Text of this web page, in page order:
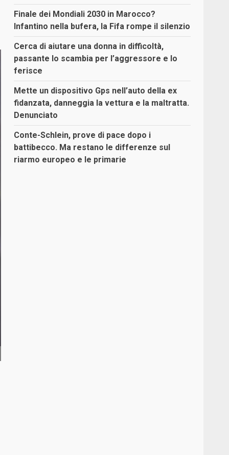
Finale dei Mondiali 2030 in Marocco?
Infantino nella bufera, la Fifa rompe il silenzio
Cerca di aiutare una donna in difficoltà,
passante lo scambia per l’aggressore e lo
ferisce
Mette un dispositivo Gps nell’auto della ex
fidanzata, danneggia la vettura e la maltratta.
Denunciato
Conte-Schlein, prove di pace dopo i
battibecco. Ma restano le differenze sul
riarmo europeo e le primarie